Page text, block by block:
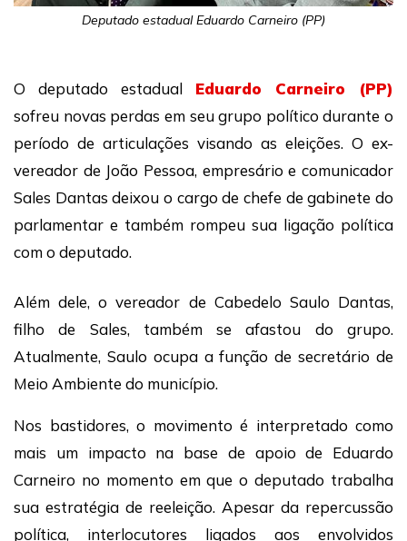
Deputado estadual Eduardo Carneiro (PP)
O deputado estadual Eduardo Carneiro (PP)
sofreu novas perdas em seu grupo político durante o
período de articulações visando as eleições. O ex-
vereador de João Pessoa, empresário e comunicador
Sales Dantas deixou o cargo de chefe de gabinete do
parlamentar e também rompeu sua ligação política
com o deputado.
Além dele, o vereador de Cabedelo Saulo Dantas,
filho de Sales, também se afastou do grupo.
Atualmente, Saulo ocupa a função de secretário de
Meio Ambiente do município.
Nos bastidores, o movimento é interpretado como
mais um impacto na base de apoio de Eduardo
Carneiro no momento em que o deputado trabalha
sua estratégia de reeleição. Apesar da repercussão
política, interlocutores ligados aos envolvidos